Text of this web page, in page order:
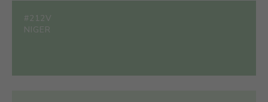
#212V
NIGER